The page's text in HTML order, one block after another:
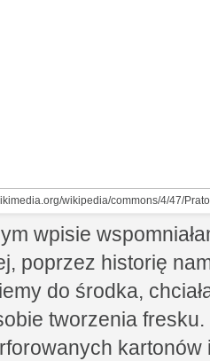
wikipedia/commons/4/47/
wpisie
poprzez historię
do środka,
tworzenia